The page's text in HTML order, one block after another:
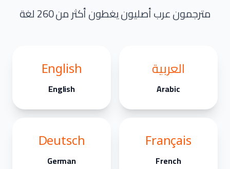
مترجمون عرب أصليون يغطون أكثر من 260 لغة
العربية
Arabic
English
English
Français
French
Deutsch
German